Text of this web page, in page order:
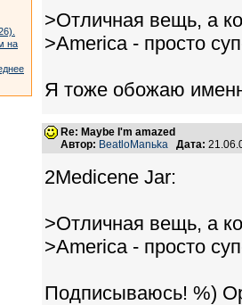
на
>Отличная вещь, а
>America - просто
Я тоже обожаю
Re: Maybe I'm amazed
Автор: BeatloManьka Дата:
2Medicene Jar:
>Отличная вещь, а
>America - просто
Подписываюсь! %)